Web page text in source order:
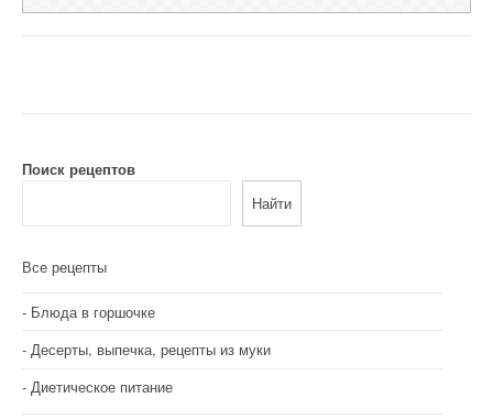
Поиск рецептов
Найти
Все рецепты
Блюда в горшочке
Десерты, выпечка, рецепты из муки
Диетическое питание